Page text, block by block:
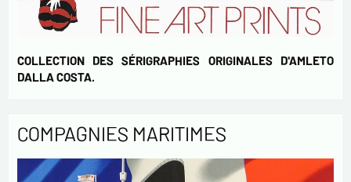
COLLECTION DES SÉRIGRAPHIES ORIGINALES D'AMLETO
DALLA COSTA.
COMPAGNIES MARITIMES